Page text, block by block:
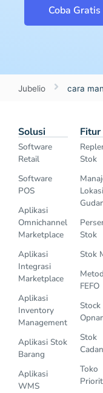
Coba Gratis
Jubelio cara
Solusi
Software
Retail
Software
POS
Aplikasi
Omnichannel
Marketplace
Aplikasi
Integrasi
Marketplace
Aplikasi
Inventory
Management
Aplikasi Stok
Barang
Aplikasi
WMS
Fitur
Stok
Lokasi
Stok
Stok
FEFO
Stock
Stok
Toko